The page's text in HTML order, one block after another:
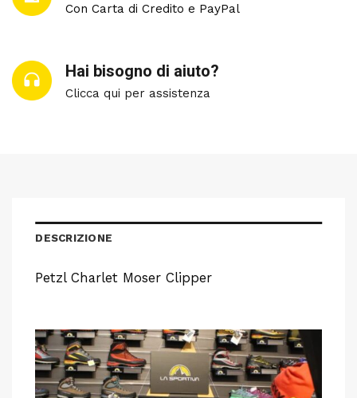
Con Carta di Credito e PayPal
Hai bisogno di aiuto?
Clicca qui per assistenza
DESCRIZIONE
Petzl Charlet Moser Clipper